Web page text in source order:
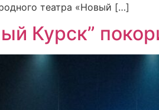
театра «Новый […]
Курск”